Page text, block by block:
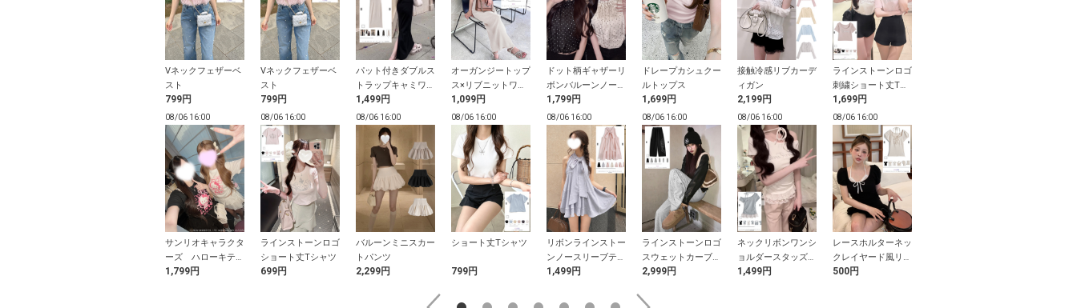
Vネックフェザーベ
スト
799円
Vネックフェザーベ
スト
799円
パット付きダブルス
トラップキャミワン
ピース
1,499円
オーガンジートップ
ス×リブニットワン
ピースセットアップ
1,099円
ドット柄ギャザーリ
ボンバルーンノース
リーブトップス
1,799円
ドレープカシュクー
ルトップス
1,699円
接触冷感リブカーデ
ィガン
2,199円
ラインストーンロゴ
刺繍ショート丈Tシ
ャツ
1,699円
08/06 16:00
サンリオキャラクタ
ーズ ハローキティ
ドロストプリントT
1,799円
08/06 16:00
ラインストーンロゴ
ショート丈Tシャツ
699円
08/06 16:00
バルーンミニスカー
トパンツ
2,299円
08/06 16:00
ショート丈Tシャツ
799円
08/06 16:00
リボンラインストー
ンノースリーブティ
アードチュニック
1,499円
08/06 16:00
ラインストーンロゴ
スウェットカーブパ
ンツ
2,999円
08/06 16:00
ネックリボンワンシ
ョルダースタッズロ
ゴレースドッキング
1,499円
08/06 16:00
レースホルターネッ
クレイヤード風リブ
トップス
500円